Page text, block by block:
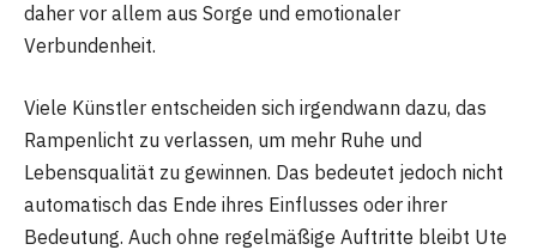
daher vor allem aus Sorge und emotionaler
Verbundenheit.
Viele Künstler entscheiden sich irgendwann dazu, das
Rampenlicht zu verlassen, um mehr Ruhe und
Lebensqualität zu gewinnen. Das bedeutet jedoch nicht
automatisch das Ende ihres Einflusses oder ihrer
Bedeutung. Auch ohne regelmäßige Auftritte bleibt Ute